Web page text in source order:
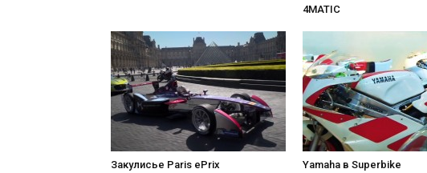
4MATIC
Закулисье Paris ePrix Yamaha в Superbike